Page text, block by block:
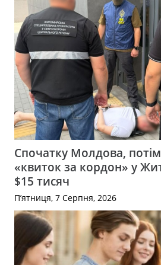
Спочатку Молдова,
«квиток за кордон» у
$15 тисяч
П’ятниця, 7 Серпня, 2026